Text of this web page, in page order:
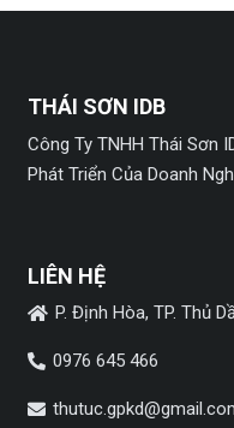
THÁI SƠN IDB
Công Ty TNHH Thái Sơn
Phát Triển Của Doanh
LIÊN HỆ
P. Định Hòa, TP. Thủ
0976 645 466